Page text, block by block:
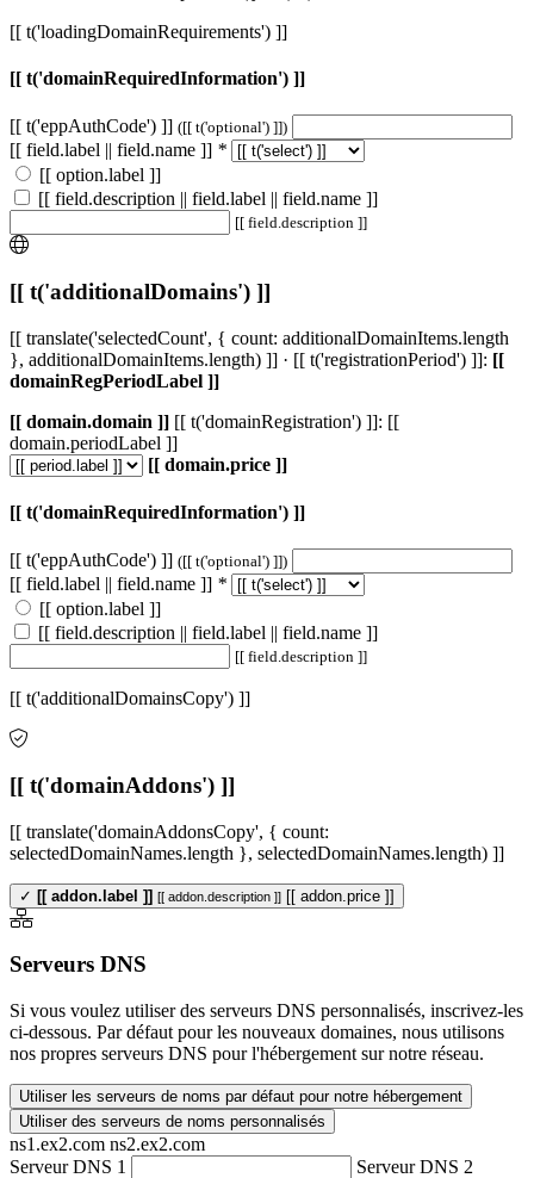
[[ t('loadingDomainRequirements') ]]
[[ t('domainRequiredInformation') ]]
[[ t('eppAuthCode') ]] ([[ t('optional') ]])
[[ field.label || field.name ]] *
[[ option.label ]]
[[ field.description || field.label || field.name ]]
[[ field.description ]]
[[ t('additionalDomains') ]]
[[ translate('selectedCount', { count: additionalDomainItems.length
}, additionalDomainItems.length) ]] · [[ t('registrationPeriod') ]]: [[
domainRegPeriodLabel ]]
[[ domain.domain ]] [[ t('domainRegistration') ]]: [[
domain.periodLabel ]]
[[ domain.price ]]
[[ t('domainRequiredInformation') ]]
[[ t('eppAuthCode') ]] ([[ t('optional') ]])
[[ field.label || field.name ]] *
[[ option.label ]]
[[ field.description || field.label || field.name ]]
[[ field.description ]]
[[ t('additionalDomainsCopy') ]]
[[ t('domainAddons') ]]
[[ translate('domainAddonsCopy', { count:
selectedDomainNames.length }, selectedDomainNames.length) ]]
✓ [[ addon.label ]] [[ addon.description ]] [[ addon.price ]]
Serveurs DNS
Si vous voulez utiliser des serveurs DNS personnalisés, inscrivez-les
ci-dessous. Par défaut pour les nouveaux domaines, nous utilisons
nos propres serveurs DNS pour l'hébergement sur notre réseau.
Utiliser les serveurs de noms par défaut pour notre hébergement
Utiliser des serveurs de noms personnalisés
ns1.ex2.com ns2.ex2.com
Serveur DNS 1
Serveur DNS 2